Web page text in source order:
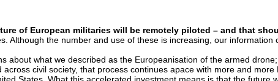
of European militaries will be remotely piloted – and that
Although the number and use of these is increasing, our
about what we described as the Europeanisation of the armed
civil society, that process continues apace with more and
States. What this accelerated investment means is that the future